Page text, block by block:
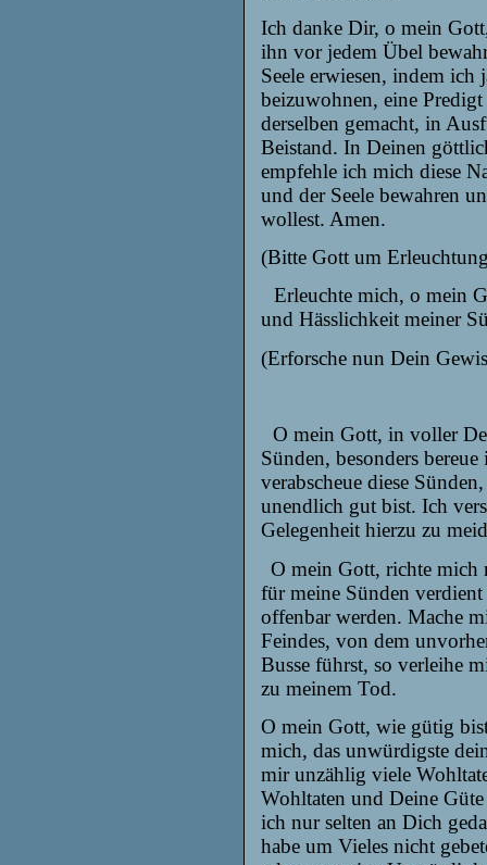
Ich danke Dir, o mein
ihn vor jedem Übel
Seele erwiesen, indem ich
beizuwohnen, eine
derselben gemacht, in
Beistand. In Deinen gött
empfehle ich mich diese
und der Seele bewahren
wollest. Amen.
(Bitte Gott um
Erleuchte mich, o mein
und Hässlichkeit meiner
(Erforsche nun Dein
O mein Gott, in voller
Sünden, besonders
verabscheue diese
unendlich gut bist. Ich
Gelegenheit hierzu zu
O mein Gott, richte mich
für meine Sünden
offenbar werden. Mache
Feindes, von dem
Busse führst, so verleihe
zu meinem Tod.
O mein Gott, wie gütig
mich, das unwürdigste
mir unzählig viele
Wohltaten und Deine
ich nur selten an Dich
habe um Vieles nicht